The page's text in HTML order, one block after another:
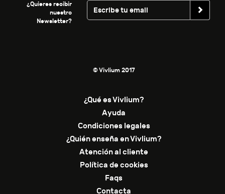
¿Quieres recibir
nuestro
Newsletter?
© Vivlium 2017
¿Qué es Vivlium?
Ayuda
Condiciones legales
¿Quién enseña en Vivlium?
Atención al cliente
Política de cookies
Faqs
Contacta